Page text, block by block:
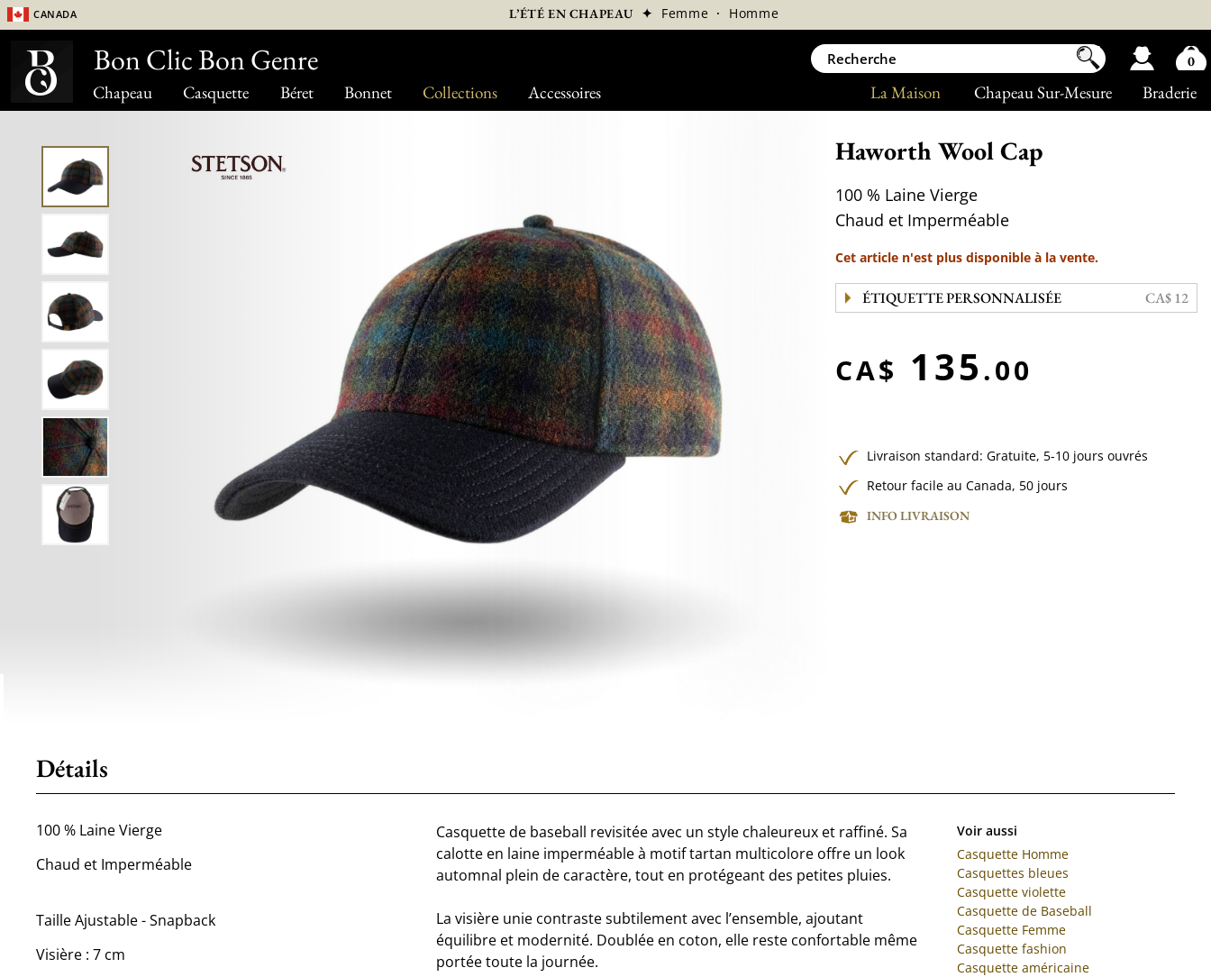
Chapeau Casquette Béret Bonnet Collections Accessoires Braderie
Chapeau Sur-Mesure
La Maison
Canada L’ÉTÉ EN CHAPEAU ✦ Femme · Homme
Haworth Wool Cap
100 % Laine Vierge
Chaud et Imperméable
Cet article n'est plus disponible à la vente.
ÉTIQUETTE PERSONNALISÉE CA$ 12
CA$ 135.00
Livraison standard:Gratuite, 5-10 jours ouvrés
Retour facile au Canada, 50 jours
INFO LIVRAISON
Détails
100 % Laine Vierge
Chaud et Imperméable
Taille Ajustable - Snapback
Visière : 7 cm
Casquette de baseball revisitée avec un style chaleureux et raffiné. Sa
calotte en laine imperméable à motif tartan multicolore offre un look
automnal plein de caractère, tout en protégeant des petites pluies.
La visière unie contraste subtilement avec l’ensemble, ajoutant
équilibre et modernité. Doublée en coton, elle reste confortable même
portée toute la journée.
Voir aussi
Casquette Homme
Casquettes bleues
Casquette violette
Casquette de Baseball
Casquette Femme
Casquette fashion
Casquette américaine
Bon Clic Bon Genre 0